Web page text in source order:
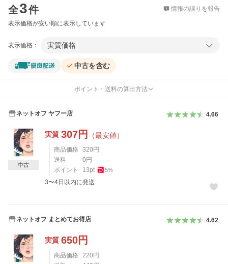
全3件 情報の誤りを報告
表示価格が安い順に表示しています
表示価格： 実質価格
中古を含む
ポイント・送料の算出方法
ネットオフ ヤフー店 4.66
実質 307円 （最安値）
商品価格 320 円
送料
0 円
ポイント
13pt 5%
3〜4日以内に発送
中古
ネットオフ まとめてお得店 4.62
実質 650円
商品価格 220 円